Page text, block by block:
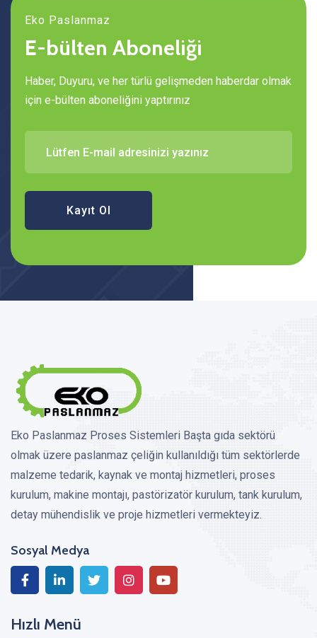
Eko Paslanmaz
E-bülten Aboneliği
Haber, Duyuru, ve her türlü gelişmeden haberdar olmak
için e-bülten aboneliğini yaptırınız
Kayıt Ol
Eko Paslanmaz Proses Sistemleri Başta gıda sektörü
olmak üzere paslanmaz çeliğin kullanıldığı tüm sektörlerde
malzeme tedarik, kaynak ve montaj hizmetleri, proses
kurulum, makine montajı, pastörizatör kurulum, tank kurulum,
detay mühendislik ve proje hizmetleri vermekteyiz.
Sosyal Medya
Hızlı Menü